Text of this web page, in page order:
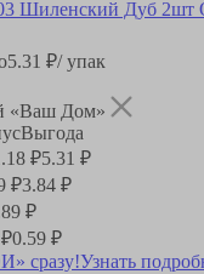
5.31 ₽/ упак
«Ваш Дом»
Выгода
₽5.31 ₽
₽3.84 ₽
₽
0.59 ₽
сразу!Узнать